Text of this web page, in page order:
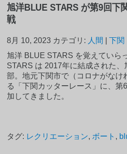
旭洋BLUE STARS が第9回下
戦
8月 10, 2023 カテゴリ: 人間 |下関
旭洋 BLUE STARS を覚えていら
STARS は 2017年に結成された
部。地元下関市で（コロナがなけ
る「下関カッターレース」に、第
加してきました。
タグ: レクリエーション, ボート ,